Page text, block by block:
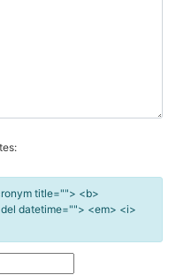
title=""> <b>
datetime=""> <em> <i>